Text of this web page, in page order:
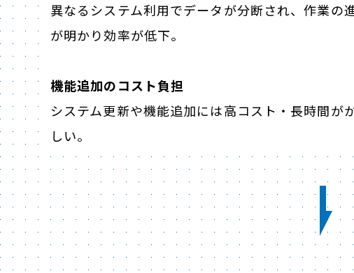
異なるシステム利用でデータが分断され、作業の
が明かり効率が低下。
機能追加のコスト負担
システム更新や機能追加には高コスト・長時間が
しい。